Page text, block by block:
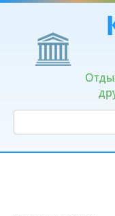
Перейти
контенту
Поиск: